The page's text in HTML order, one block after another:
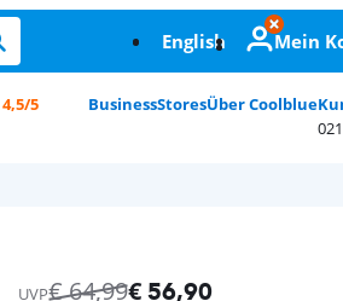
English Mein
4,5/5 BusinessStoresÜber Coolblue
UVP€64,99€56,90